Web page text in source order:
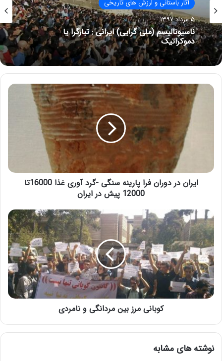
آثار باستانی و ارزش های تاریخی
۵ مرداد ۱۳۹۷
ناسیونالیسم (ملی گرایی) ایرانی : تبارگرا یا
دموکراتیک
ايران در دوران فرا پارينه سنگی -گرد آوری غذا 16000تا
12000 پيش در ايران
کوبانی مرز بین مردانگی و نامردی
نوشته های مشابه